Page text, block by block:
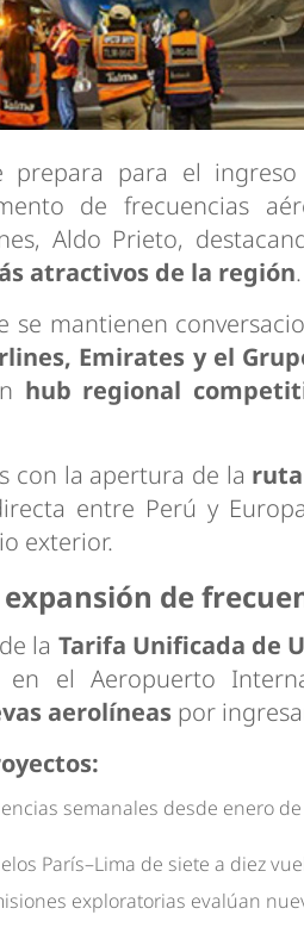
prepara para el
de frecuencias
Aldo Prieto,
atractivos de la región.
se mantienen
Emirates y el
hub regional
con la apertura de la
entre Perú y
exterior.
de
la Tarifa Unificada de
el Aeropuerto
aerolíneaspor
semanales desde enero
París–Lima de siete a diez
exploratorias evalúan